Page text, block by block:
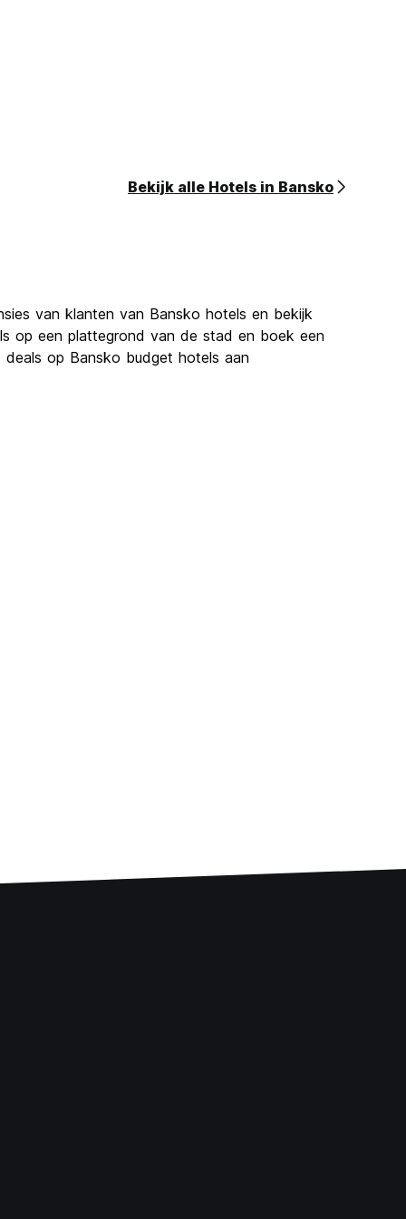
Bekijk alle Hotels in Bansko
van klanten van Bansko hotels en bekijk
op een plattegrond van de stad en boek een
op Bansko budget hotels aan